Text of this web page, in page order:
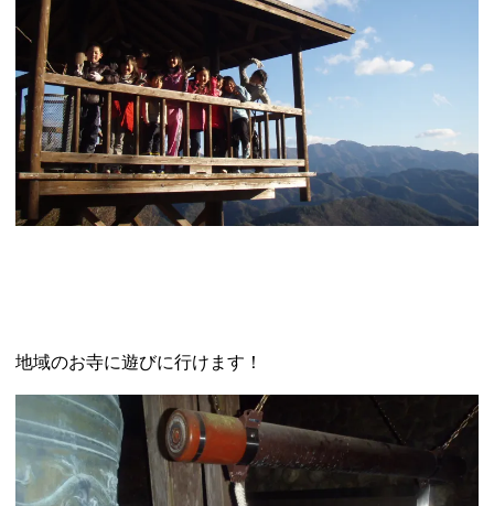
地域のお寺に遊びに行けます！